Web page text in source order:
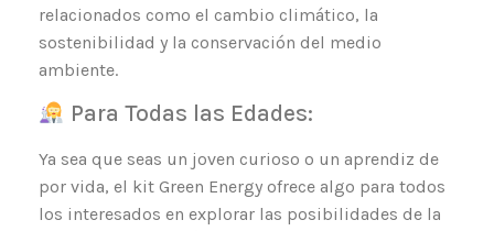
relacionados como el cambio climático, la
sostenibilidad y la conservación del medio
ambiente.
Para Todas las Edades:
Ya sea que seas un joven curioso o un aprendiz de
por vida, el kit Green Energy ofrece algo para todos
los interesados en explorar las posibilidades de la